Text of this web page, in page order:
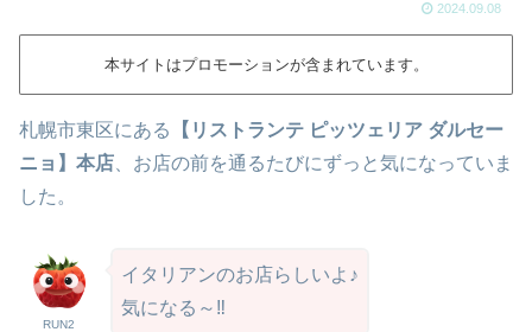
2024.09.08
本サイトはプロモーションが含まれています。
札幌市東区にある
【リストランテ ピッツェリア ダルセー
ニョ】本店 、お店の前を通るたびにずっと気になっていま
した。
RUN2
イタリアンのお店らしいよ♪
気になる～‼